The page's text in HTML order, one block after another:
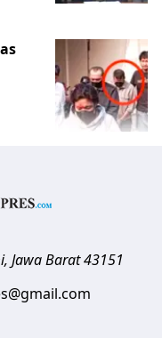
, Jawa Barat 43151